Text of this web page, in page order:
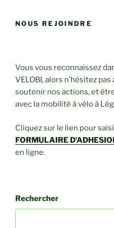
NOUS REJOINDRE
Vous vous reconnaissez
VELOBI, alors n’hésitez
soutenir nos actions, et
avec la mobilité à vélo à
Cliquez sur le lien pour
FORMULAIRE
en ligne.
Rechercher